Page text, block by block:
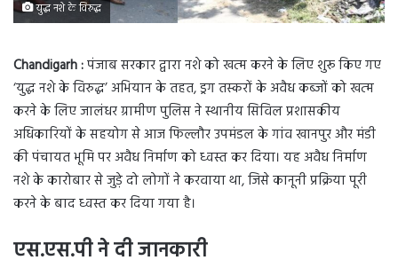
युद्ध नशे के विरुद्ध
Chandigarh :पंजाब सरकार द्वारा नशे को खत्म करने के लिए शुरू किए गए
‘युद्ध नशे के विरुद्ध’ अभियान के तहत, ड्रग तस्करों के अवैध कब्जों को खत्म
करने के लिए जालंधर ग्रामीण पुलिस ने स्थानीय सिविल प्रशासकीय
अधिकारियों के सहयोग से आज फिल्लौर उपमंडल के गांव खानपुर और मंडी
की पंचायत भूमि पर अवैध निर्माण को ध्वस्त कर दिया। यह अवैध निर्माण
नशे के कारोबार से जुड़े दो लोगों ने करवाया था, जिसे कानूनी प्रक्रिया पूरी
करने के बाद ध्वस्त कर दिया गया है।
एस.एस.पी ने दी जानकारी